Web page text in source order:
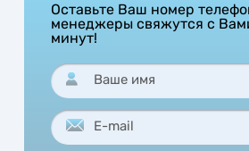
Оставьте Ваш номер
менеджеры свяжутся с
минут!